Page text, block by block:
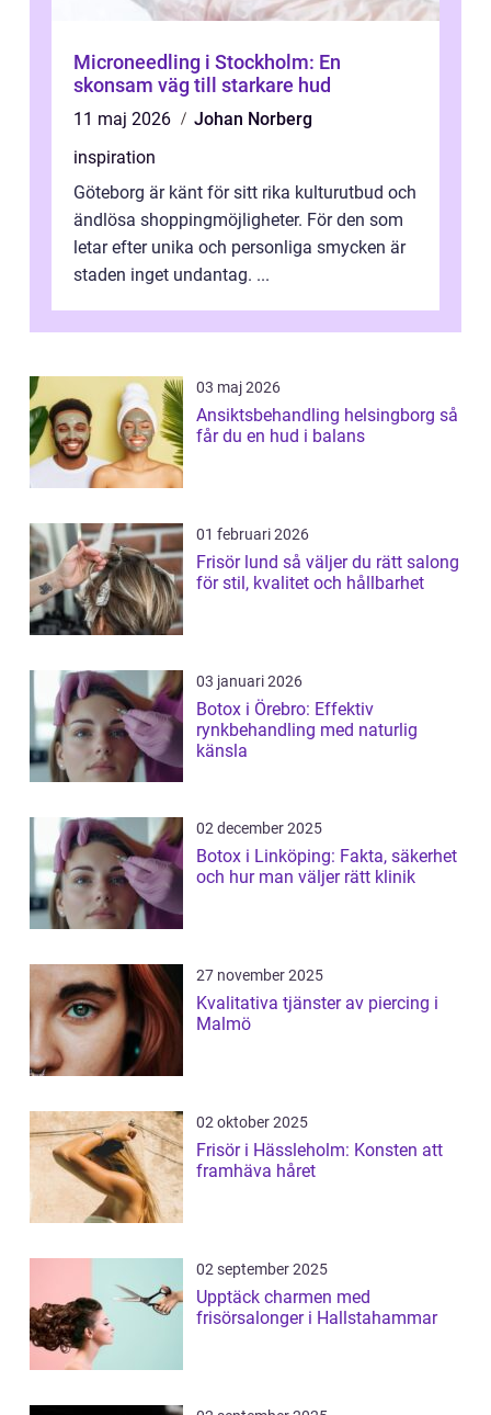
Microneedling i Stockholm: En
skonsam väg till starkare hud
11 maj 2026
Johan Norberg
inspiration
Göteborg är känt för sitt rika kulturutbud och
ändlösa shoppingmöjligheter. För den som
letar efter unika och personliga smycken är
staden inget undantag. ...
03 maj 2026
Ansiktsbehandling helsingborg så
får du en hud i balans
01 februari 2026
Frisör lund så väljer du rätt salong
för stil, kvalitet och hållbarhet
03 januari 2026
Botox i Örebro: Effektiv
rynkbehandling med naturlig
känsla
02 december 2025
Botox i Linköping: Fakta, säkerhet
och hur man väljer rätt klinik
27 november 2025
Kvalitativa tjänster av piercing i
Malmö
02 oktober 2025
Frisör i Hässleholm: Konsten att
framhäva håret
02 september 2025
Upptäck charmen med
frisörsalonger i Hallstahammar